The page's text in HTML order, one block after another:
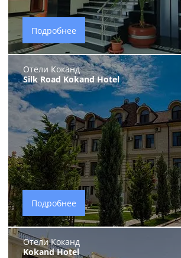
Подробнее
Отели Коканд
Silk Road Kokand Hotel
Подробнее
Отели Коканд
Kokand Hotel